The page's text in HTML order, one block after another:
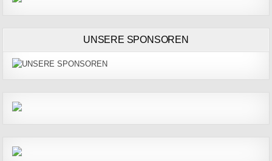
UNSERE SPONSOREN